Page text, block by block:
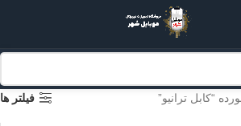
“کابل ترانیو” فیلتر ها